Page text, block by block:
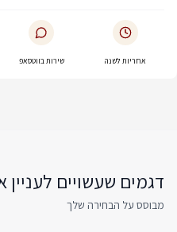
אחריות לשנה שירות בווטסאפ
דגמים שעשויים לעניין
מבוסס על הבחירה שלך